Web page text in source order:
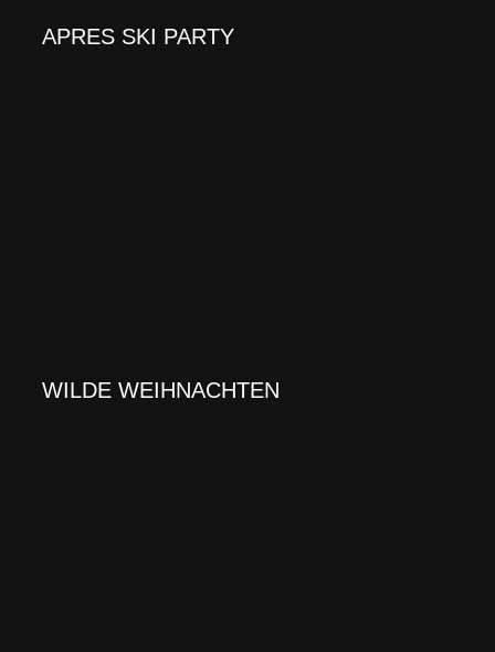
APRES SKI PARTY
WILDE WEIHNACHTEN